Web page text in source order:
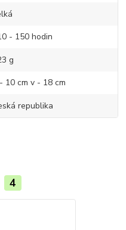
- 150 hodin
g
10 cm v - 18 cm
republika
4